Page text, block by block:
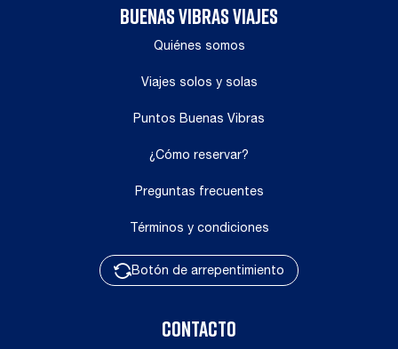
BUENAS VIBRAS VIAJES
Quiénes somos
Viajes solos y solas
Puntos Buenas Vibras
¿Cómo reservar?
Preguntas frecuentes
Términos y condiciones
Botón de arrepentimiento
CONTACTO